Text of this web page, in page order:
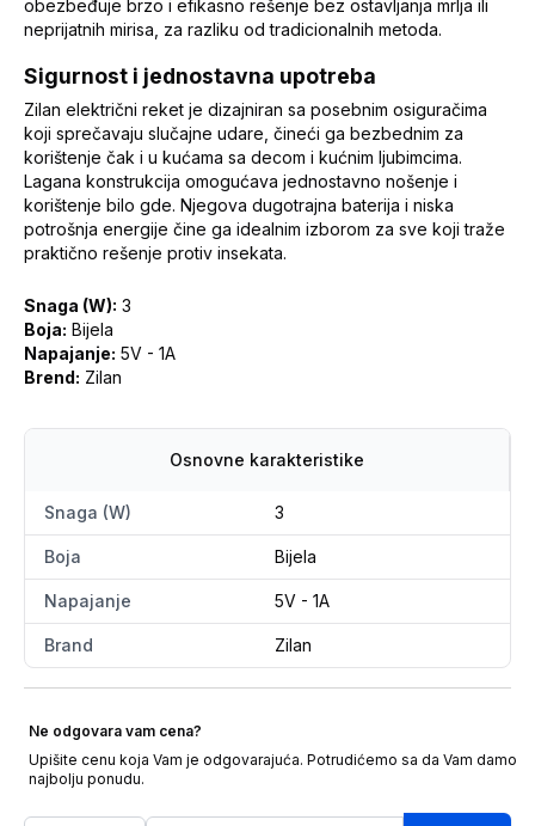
obezbeđuje brzo i efikasno rešenje bez ostavljanja mrlja ili
neprijatnih mirisa, za razliku od tradicionalnih metoda.
Sigurnost i jednostavna upotreba
Zilan električni reket je dizajniran sa posebnim osiguračima
koji sprečavaju slučajne udare, čineći ga bezbednim za
korištenje čak i u kućama sa decom i kućnim ljubimcima.
Lagana konstrukcija omogućava jednostavno nošenje i
korištenje bilo gde. Njegova dugotrajna baterija i niska
potrošnja energije čine ga idealnim izborom za sve koji traže
praktično rešenje protiv insekata.
Snaga (W): 3
Boja: Bijela
Napajanje: 5V - 1A
Brend: Zilan
Osnovne karakteristike
Snaga (W) 3
Boja Bijela
Napajanje 5V - 1A
Brand Zilan
Ne odgovara vam cena?
Upišite cenu koja Vam je odgovarajuća. Potrudićemo sa da Vam damo
najbolju ponudu.